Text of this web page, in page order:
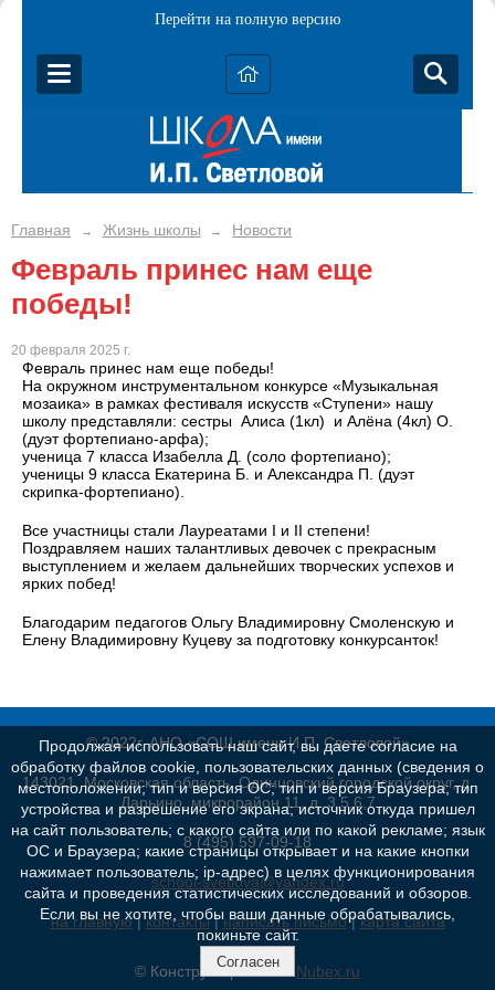
Перейти на полную версию
Главная → Жизнь школы → Новости
Февраль принес нам еще
победы!
20 февраля 2025 г.
Февраль принес нам еще победы!
На окружном инструментальном конкурсе «Музыкальная
мозаика» в рамках фестиваля искусств «Ступени» нашу
школу представляли: сестры Алиса (1кл) и Алёна (4кл) О.
(дуэт фортепиано-арфа);
ученица 7 класса Изабелла Д. (соло фортепиано);
ученицы 9 класса Екатерина Б. и Александра П. (дуэт
скрипка-фортепиано).
Все участницы стали Лауреатами I и II степени!
Поздравляем наших талантливых девочек с прекрасным
выступлением и желаем дальнейших творческих успехов и
ярких побед!
Благодарим педагогов Ольгу Владимировну Смоленскую и
Елену Владимировну Куцеву за подготовку конкурсанток!
© 2022г. АНО «СОШ имени И.П. Светловой»
143021, Московская область, Одинцовский городской округ, д.
Дарьино, микрорайон 11, д. 3,5,6,7
8 (495) 597-09-18
school-svetlova@yandex.ru
на главную|контакты|написать письмо|карта сайта
© Конструктор сайтов Nubex.ru
Продолжая использовать наш сайт, вы даете согласие на
обработку файлов cookie, пользовательских данных (сведения о
местоположении; тип и версия ОС; тип и версия Браузера; тип
устройства и разрешение его экрана; источник откуда пришел
на сайт пользователь; с какого сайта или по какой рекламе; язык
ОС и Браузера; какие страницы открывает и на какие кнопки
нажимает пользователь; ip-адрес) в целях функционирования
сайта и проведения статистических исследований и обзоров.
Если вы не хотите, чтобы ваши данные обрабатывались,
покиньте сайт.
Согласен